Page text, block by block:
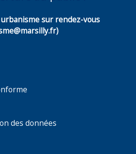
sur rendez-vous
des données